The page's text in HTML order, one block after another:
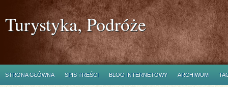
Turystyka, Podróże
STRONA GŁÓWNA SPIS TREŚCI BLOG INTERNETOWY ARCHIWUM